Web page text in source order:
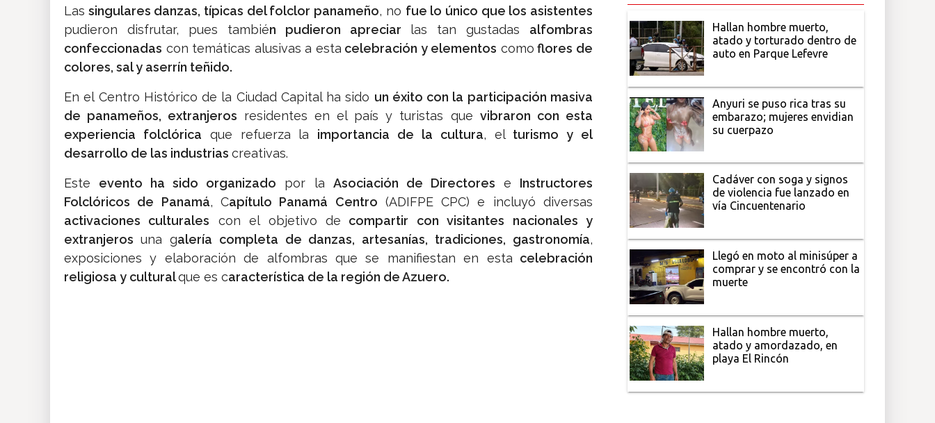
Las singulares danzas, típicas del folclor panameño, no fue lo único que los asistentes
pudieron disfrutar, pues también pudieron apreciar las tan gustadas alfombras
confeccionadas con temáticas alusivas a esta celebración y elementos como flores de
colores, sal y aserrín teñido.
En el Centro Histórico de la Ciudad Capital ha sido un éxito con la participación masiva
de panameños, extranjeros residentes en el país y turistas que vibraron con esta
experiencia folclórica que refuerza la importancia de la cultura, el turismo y el
desarrollo de las industrias creativas.
Este evento ha sido organizado por la Asociación de Directores e Instructores
Folclóricos de Panamá, Capítulo Panamá Centro (ADIFPE CPC) e incluyó diversas
activaciones culturales con el objetivo de compartir con visitantes nacionales y
extranjeros una galería completa de danzas, artesanías, tradiciones, gastronomía,
exposiciones y elaboración de alfombras que se manifiestan en esta celebración
religiosa y culturalque es característica de la región de Azuero.
Hallan hombre muerto,
atado y torturado dentro de
auto en Parque Lefevre
Anyuri se puso rica tras su
embarazo; mujeres envidian
su cuerpazo
Cadáver con soga y signos
de violencia fue lanzado en
vía Cincuentenario
Llegó en moto al minisúper a
comprar y se encontró con la
muerte
Hallan hombre muerto,
atado y amordazado, en
playa El Rincón